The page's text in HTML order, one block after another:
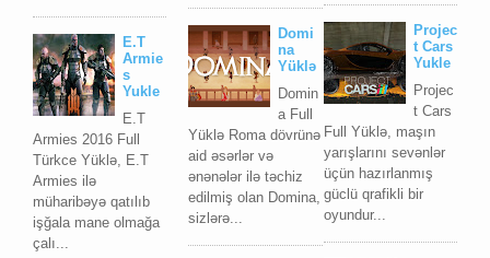
E.T
Armie
s
Yukle
E.T
Armies 2016 Full
Türkce Yüklə, E.T
Armies ilə
müharibəyə qatılıb
işğala mane olmağa
çalı...
Projec
t Cars
Yukle
Projec
t Cars
Full Yüklə, maşın
yarışlarını sevənlər
üçün hazırlanmış
güclü qrafikli bir
oyundur...
Domi
na
Yüklə
Domin
a Full
Yüklə Roma dövrünə
aid əsərlər və
ənənələr ilə təchiz
edilmiş olan Domina,
sizlərə...